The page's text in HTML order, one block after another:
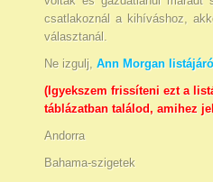
csatlakoznál a kihíváshoz,
választanál.
Ne izgulj, Ann Morgan
(Igyekszem frissíteni ezt a
táblázatban találod, amihez
Andorra
Bahama-szigetek